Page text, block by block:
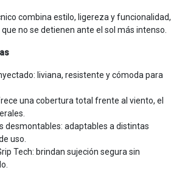
combina estilo, ligereza y funcionalidad,
no se detienen ante el sol más intenso.
liviana, resistente y cómoda para
una cobertura total frente al viento, el
desmontables: adaptables a distintas
uso.
Tech: brindan sujeción segura sin